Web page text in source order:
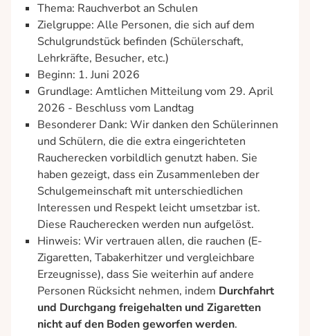
Meisterschule für Kraftfahrzeugtechnik
Schulorganisation
Sekretariat
Schulleitung
Hausmeister
Unsere Schule
Unterstützungsangebote
Förderverein
Archiv
Service
Blockpläne
Stundenplan
Schließfächer
Formulare
Thema: Rauchverbot an Schulen
Zielgruppe: Alle Personen, die sich auf dem
Schulgrundstück befinden (Schülerschaft,
Lehrkräfte, Besucher, etc.)
Beginn: 1. Juni 2026
Grundlage: Amtlichen Mitteilung vom 29. April
2026 - Beschluss vom Landtag
Besonderer Dank: Wir danken den Schülerinnen
und Schülern, die die extra eingerichteten
Raucherecken vorbildlich genutzt haben. Sie
haben gezeigt, dass ein Zusammenleben der
Schulgemeinschaft mit unterschiedlichen
Interessen und Respekt leicht umsetzbar ist.
Diese Raucherecken werden nun aufgelöst.
Hinweis: Wir vertrauen allen, die rauchen (E-
Zigaretten, Tabakerhitzer und vergleichbare
Erzeugnisse), dass Sie weiterhin auf andere
Personen Rücksicht nehmen, indem Durchfahrt
und Durchgang freigehalten und Zigaretten
nicht auf den Boden geworfen werden.